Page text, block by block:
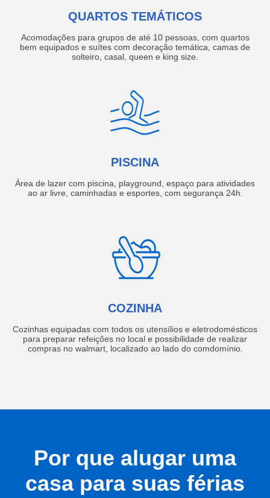
QUARTOS TEMÁTICOS
Acomodações para grupos de até 10 pessoas, com quartos
bem equipados e suítes com decoração temática, camas de
solteiro, casal, queen e king size.
PISCINA
Área de lazer com piscina, playground, espaço para atividades
ao ar livre, caminhadas e esportes, com segurança 24h.
COZINHA
Cozinhas equipadas com todos os utensílios e eletrodomésticos
para preparar refeições no local e possibilidade de realizar
compras no walmart, localizado ao lado do comdomínio.
Por que alugar uma
casa para suas férias